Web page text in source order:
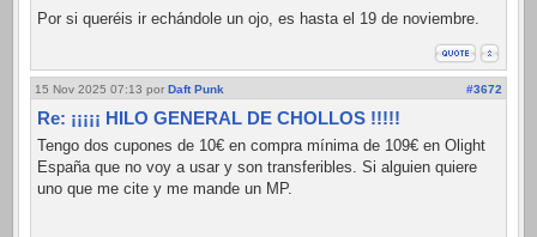
Por si queréis ir echándole un ojo, es hasta el 19 de noviembre.
15 Nov 2025 07:13 por Daft Punk #3672
Re: ¡¡¡¡¡ HILO GENERAL DE CHOLLOS !!!!!
Tengo dos cupones de 10€ en compra mínima de 109€ en Olight
España que no voy a usar y son transferibles. Si alguien quiere
uno que me cite y me mande un MP.